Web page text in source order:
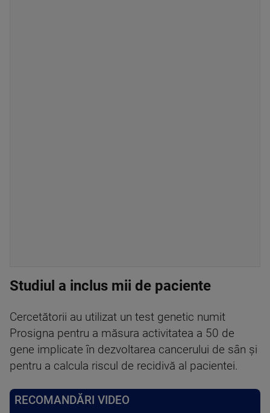
Studiul a inclus mii de paciente
Cercetătorii au utilizat un test genetic numit
Prosigna pentru a măsura activitatea a 50 de
gene implicate în dezvoltarea cancerului de sân și
pentru a calcula riscul de recidivă al pacientei.
RECOMANDĂRI VIDEO